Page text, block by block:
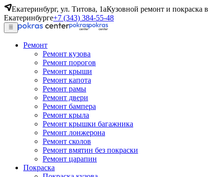
Екатеринбург, ул. Титова, 1аКузовной ремонт и покраска в
Екатеринбурге+7 (343) 384-55-48
Ремонт
Ремонт кузова
Ремонт порогов
Ремонт крыши
Ремонт капота
Ремонт рамы
Ремонт двери
Ремонт бампера
Ремонт крыла
Ремонт крышки багажника
Ремонт лонжерона
Ремонт сколов
Ремонт вмятин без покраски
Ремонт царапин
Покраска